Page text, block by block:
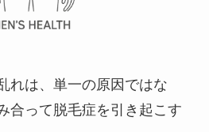
れは、単一の原因ではな
合って脱毛症を引き起こす